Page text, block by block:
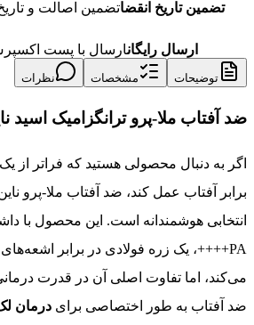
تضمین تاریخ انقضاتضمین اصالت و
ارسال رایگانارسال با پست
توضیحات مشخصات نظرات
ضد آفتاب ملا-پرو ترانگزامیک اسید
اگر به دنبال محصولی هستید که فراتر از
می‌کند، اما تفاوت اصلی آن در قدرت
ضد آفتاب به طور اختصاصی برای درمان